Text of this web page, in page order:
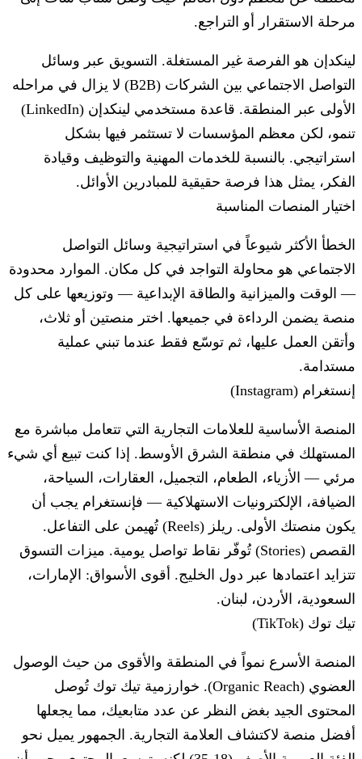
مرحلة الاستقرار أو التراجع.
لينكدإن هو الفرصة غير المستغلة. التسويق عبر وسائل
التواصل الاجتماعي بين الشركات (B2B) لا يزال في مراحله
الأولى عبر المنطقة. قاعدة مستخدمي لينكدإن (LinkedIn)
تنمو، لكن معظم المؤسسات لا تستثمر فيها بشكل
استراتيجي. بالنسبة للخدمات المهنية والتوظيف وقيادة
الفكر، يمثل هذا فرصة حقيقية للمبادرين الأوائل.
اختيار المنصات المناسبة
الخطأ الأكثر شيوعاً في استراتيجية وسائل التواصل
الاجتماعي هو محاولة التواجد في كل مكان. الموارد محدودة
— الوقت والميزانية والطاقة الإبداعية — وتوزيعها على كل
منصة يضمن الرداءة في جميعها. اختر منصتين أو ثلاث،
وأتقن العمل عليها، ثم توسّع فقط عندما تبني عملية
مستدامة.
إنستغرام (Instagram)
المنصة الأساسية للعلامات التجارية التي تتعامل مباشرة مع
المستهلك في منطقة الشرق الأوسط. إذا كنت تبيع أي شيء
مرئي — الأزياء، الطعام، التجميل، العقارات، السياحة،
الضيافة، الإلكترونيات الاستهلاكية — فإنستغرام يجب أن
يكون منصتك الأولى. ريلز (Reels) تُهيمن على التفاعل.
القصص (Stories) تُوفّر نقاط تواصل يومية. ميزات التسوق
تتزايد اعتمادها عبر دول الخليج. أقوى الأسواق: الإمارات،
السعودية، الأردن، لبنان.
تيك توك (TikTok)
المنصة الأسرع نمواً في المنطقة والأقوى من حيث الوصول
العضوي (Organic Reach). خوارزمية تيك توك تُوصل
المحتوى الجيد بغض النظر عن عدد متابعيك، مما يجعلها
أفضل منصة لاكتشاف العلامة التجارية. الجمهور يميل نحو